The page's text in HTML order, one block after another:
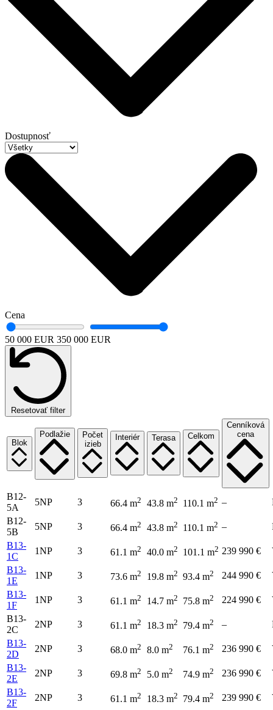
Dostupnosť
Cena
50 000 EUR 350 000 EUR
Resetovať filter
Blok
Podlažie
Počet
izieb
Interiér Terasa Celkom
Cenníková
cena
B12-
5A
5NP 3 66.4 m2 43.8 m2 110.1 m2 –
B12-
5B
5NP 3 66.4 m2 43.8 m2 110.1 m2 –
B13-
1C
1NP 3 61.1 m2 40.0 m2 101.1 m2 239 990 €
B13-
1E
1NP 3 73.6 m2 19.8 m2 93.4 m2 244 990 €
B13-
1F
1NP 3 61.1 m2 14.7 m2 75.8 m2 224 990 €
B13-
2C
2NP 3 61.1 m2 18.3 m2 79.4 m2 –
B13-
2D
2NP 3 68.0 m2 8.0 m2 76.1 m2 236 990 €
B13-
2E
2NP 3 69.8 m2 5.0 m2 74.9 m2 236 990 €
B13-
2F
2NP 3 61.1 m2 18.3 m2 79.4 m2 239 990 €